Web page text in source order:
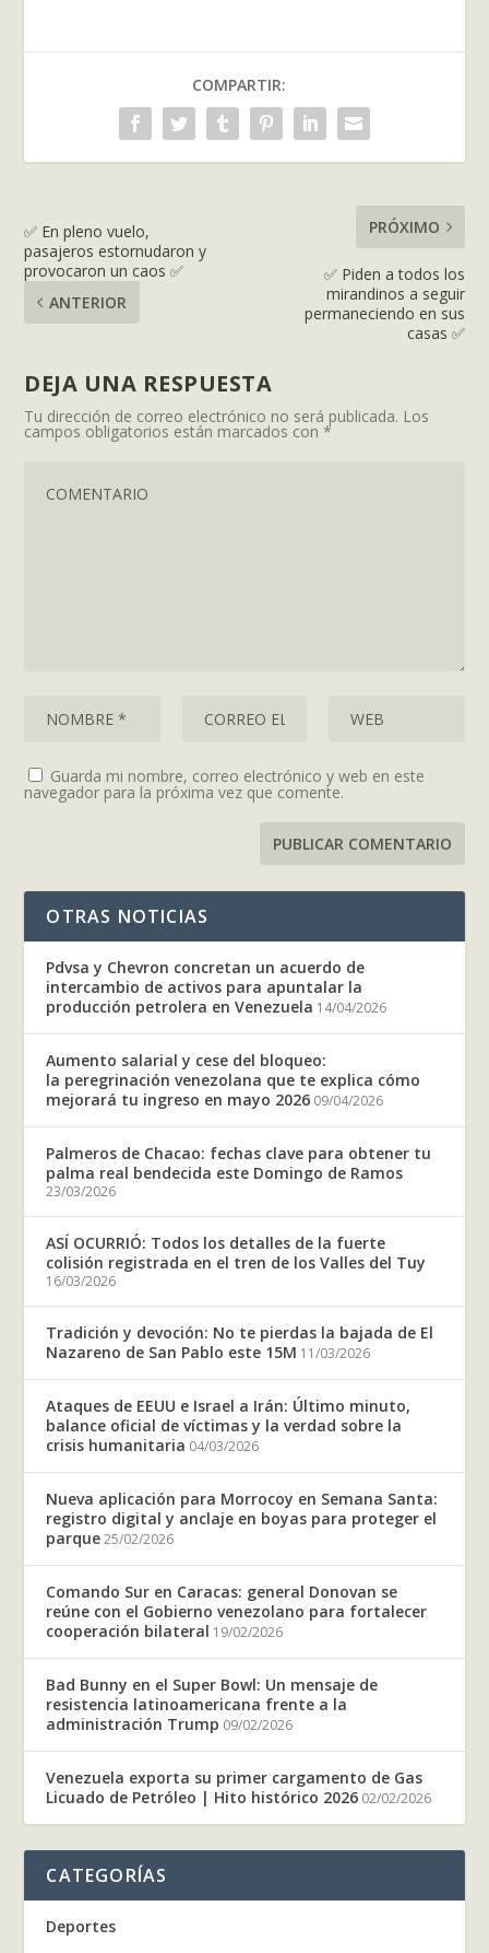
COMPARTIR:
✅ En pleno vuelo,
pasajeros estornudaron y
provocaron un caos ✅
ANTERIOR
PRÓXIMO
✅ Piden a todos los
mirandinos a seguir
permaneciendo en sus
casas ✅
DEJA UNA RESPUESTA
Tu dirección de correo electrónico no será publicada. Los
campos obligatorios están marcados con*
Guarda mi nombre, correo electrónico y web en este
navegador para la próxima vez que comente.
OTRAS NOTICIAS
Pdvsa y Chevron concretan un acuerdo de
intercambio de activos para apuntalar la
producción petrolera en Venezuela 14/04/2026
Aumento salarial y cese del bloqueo:
la peregrinación venezolana que te explica cómo
mejorará tu ingreso en mayo 2026 09/04/2026
Palmeros de Chacao: fechas clave para obtener tu
palma real bendecida este Domingo de Ramos
23/03/2026
ASÍ OCURRIÓ: Todos los detalles de la fuerte
colisión registrada en el tren de los Valles del Tuy
16/03/2026
Tradición y devoción: No te pierdas la bajada de El
Nazareno de San Pablo este 15M 11/03/2026
Ataques de EEUU e Israel a Irán: Último minuto,
balance oficial de víctimas y la verdad sobre la
crisis humanitaria 04/03/2026
Nueva aplicación para Morrocoy en Semana Santa:
registro digital y anclaje en boyas para proteger el
parque 25/02/2026
Comando Sur en Caracas: general Donovan se
reúne con el Gobierno venezolano para fortalecer
cooperación bilateral 19/02/2026
Bad Bunny en el Super Bowl: Un mensaje de
resistencia latinoamericana frente a la
administración Trump 09/02/2026
Venezuela exporta su primer cargamento de Gas
Licuado de Petróleo | Hito histórico 2026 02/02/2026
CATEGORÍAS
Deportes